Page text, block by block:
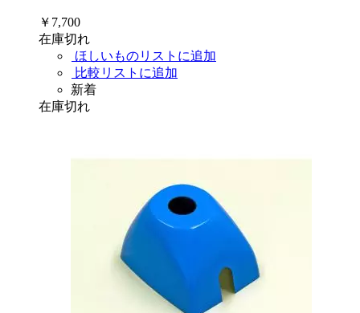
￥7,700
在庫切れ
ほしいものリストに追加
比較リストに追加
新着
在庫切れ